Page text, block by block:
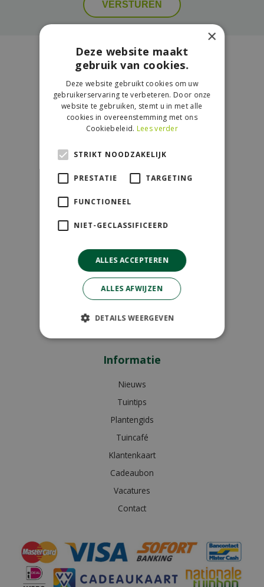
Contact
GroenRijk de Wilskracht
Donau 119
2491 BB Den Haag
info@dewilskracht.groenrijk.nl
Woensdag
09:00 - 18:00
Donderdag
09:00 - 18:00
Vrijdag
09:00 - 18:00
Zaterdag
09:00 - 17:00
Zondag
11:00 - 17:00
Bekijk extra openingstijden
Informatie
Nieuws
Tuintips
Plantengids
Tuincafé
Klantenkaart
Cadeaubon
Vacatures
Contact
×
Deze website maakt
gebruik van cookies.
Deze website gebruikt cookies om uw
gebruikerservaring te verbeteren. Door onze
website te gebruiken, stemt u in met alle
cookies in overeenstemming met ons
Cookiebeleid. Lees verder
STRIKT NOODZAKELIJK
PRESTATIE TARGETING
FUNCTIONEEL
NIET-GECLASSIFICEERD
ALLES ACCEPTEREN
ALLES AFWIJZEN
DETAILS WEERGEVEN